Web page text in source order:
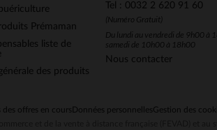
Prémaman
liste de
des produits
Tel : 0032 2 620 91 60
(Numéro Gratuit)
Du lundi au vendredi de 9h00 à
samedi de 10h00 à 18h00
Nous contacter
des offres en cours Données personnellesGestion des